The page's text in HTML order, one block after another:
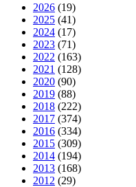
2026 (19)
2025 (41)
2024 (17)
2023 (71)
2022 (163)
2021 (128)
2020 (90)
2019 (88)
2018 (222)
2017 (374)
2016 (334)
2015 (309)
2014 (194)
2013 (168)
2012 (29)